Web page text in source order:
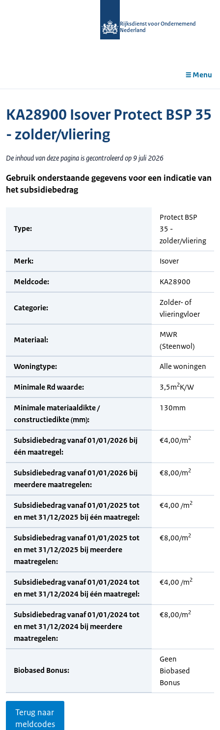
Rijksdienst voor Ondernemend
Nederland
Menu
KA28900 Isover Protect BSP 35
- zolder/vliering
De inhoud van deze pagina is gecontroleerd op 9 juli 2026
Gebruik onderstaande gegevens voor een indicatie van
het subsidiebedrag
Type:
Protect BSP
35 -
zolder/vliering
Merk: Isover
Meldcode: KA28900
Categorie:
Zolder- of
vlieringvloer
Materiaal:
MWR
(Steenwol)
Woningtype: Alle woningen
Minimale Rd waarde: 3,5m2K/W
Minimale materiaaldikte /
constructiedikte (mm):
130mm
Subsidiebedrag vanaf 01/01/2026 bij
één maatregel:
€4,00/m2
Subsidiebedrag vanaf 01/01/2026 bij
meerdere maatregelen:
€8,00/m2
Subsidiebedrag vanaf 01/01/2025 tot
en met 31/12/2025 bij één maatregel:
€4,00 /m2
Subsidiebedrag vanaf 01/01/2025 tot
en met 31/12/2025 bij meerdere
maatregelen:
€8,00/m2
Subsidiebedrag vanaf 01/01/2024 tot
en met 31/12/2024 bij één maatregel:
€4,00 /m2
Subsidiebedrag vanaf 01/01/2024 tot
en met 31/12/2024 bij meerdere
maatregelen:
€8,00/m2
Biobased Bonus:
Geen
Biobased
Bonus
Terug naar
meldcodes